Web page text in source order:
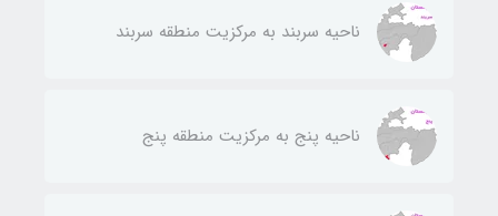
ناحيه سربند به مركزيت منطقه سربند
ناحيه پنج به مركزيت منطقه پنج